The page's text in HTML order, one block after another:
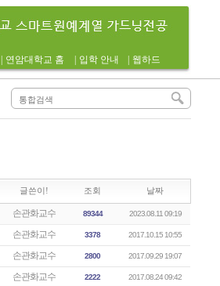
연암대학교 홈 입학 안내 웹하드
글쓴이! 조회 날짜
손관화교수 89344 2023.08.11 09:19
손관화교수 3378 2017.10.15 10:55
손관화교수 2800 2017.09.29 19:07
손관화교수 2222 2017.08.24 09:42